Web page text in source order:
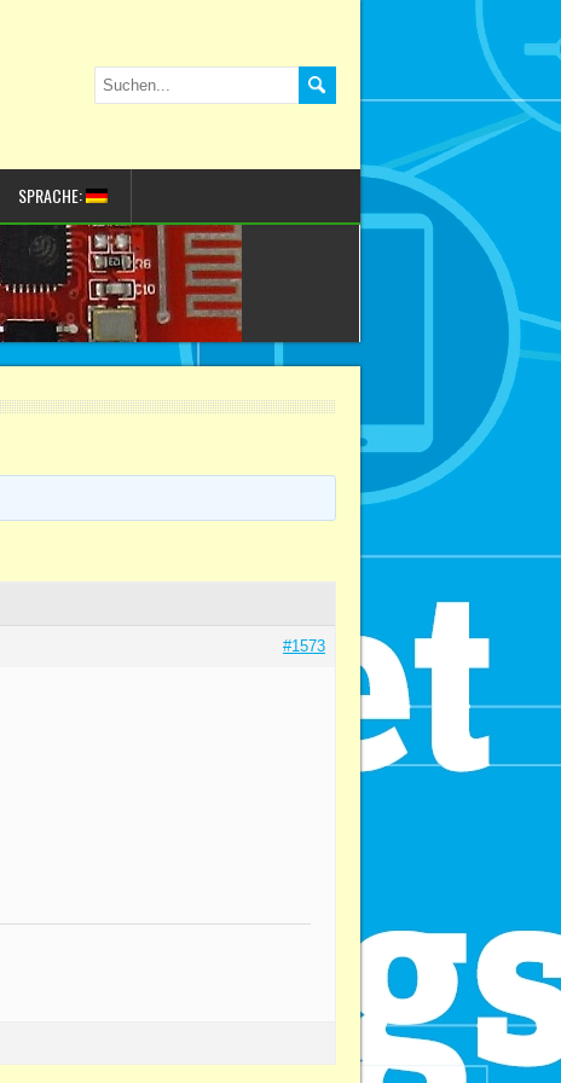
SPRACHE:
#1573